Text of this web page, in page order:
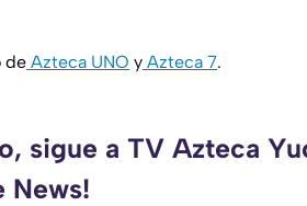
de Azteca UNO y Azteca 7.
sigue a TV Azteca
News!